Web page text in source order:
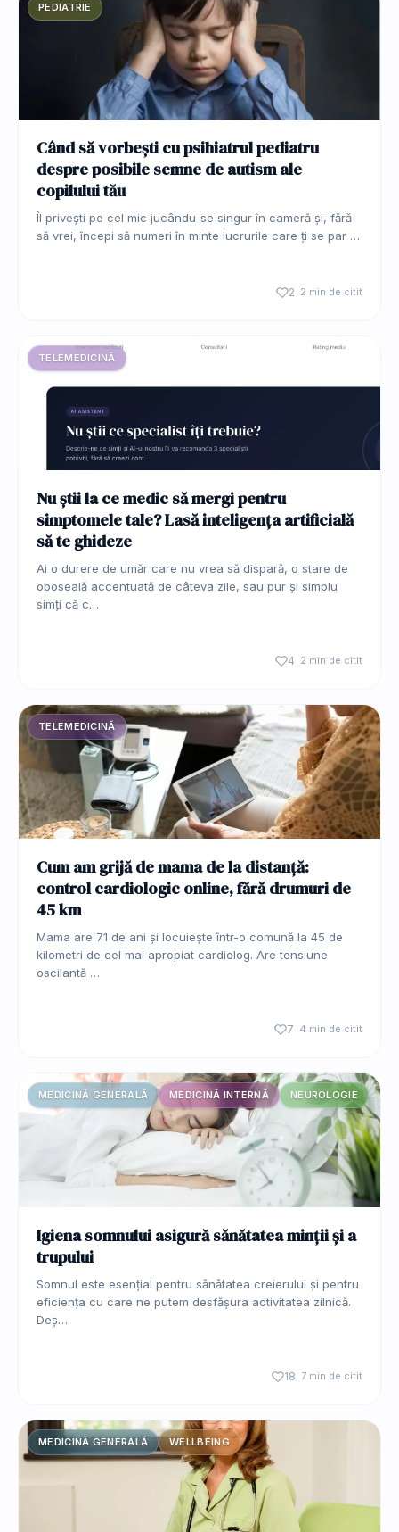
PEDIATRIE
Când să vorbești cu psihiatrul pediatru
despre posibile semne de autism ale
copilului tău
Îl privești pe cel mic jucându-se singur în cameră și, fără
să vrei, începi să numeri în minte lucrurile care ți se par …
2 2 min de citit
TELEMEDICINĂ
Nu știi la ce medic să mergi pentru
simptomele tale? Lasă inteligența artificială
să te ghideze
Ai o durere de umăr care nu vrea să dispară, o stare de
oboseală accentuată de câteva zile, sau pur și simplu
simți că c…
4 2 min de citit
TELEMEDICINĂ
Cum am grijă de mama de la distanță:
control cardiologic online, fără drumuri de
45 km
Mama are 71 de ani și locuiește într-o comună la 45 de
kilometri de cel mai apropiat cardiolog. Are tensiune
oscilantă …
7 4 min de citit
MEDICINĂ GENERALĂ MEDICINĂ INTERNĂ NEUROLOGIE
Igiena somnului asigură sănătatea minții și a
trupului
Somnul este esențial pentru sănătatea creierului și pentru
eficiența cu care ne putem desfășura activitatea zilnică.
Deș…
18 7 min de citit
MEDICINĂ GENERALĂ WELLBEING